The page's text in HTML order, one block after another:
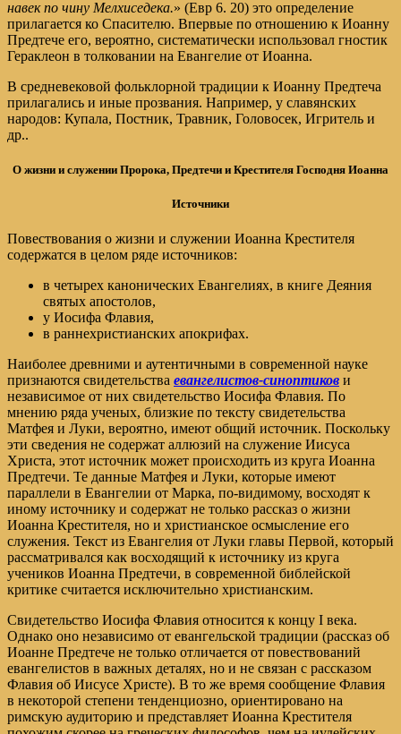
навек по чину Мелхиседека.» (Евр 6. 20) это определение
прилагается ко Спасителю. Впервые по отношению к Иоанну
Предтече его, вероятно, систематически использовал гностик
Гераклеон в толковании на Евангелие от Иоанна.
В средневековой фольклорной традиции к Иоанну Предтеча
прилагались и иные прозвания. Например, у славянских
народов: Купала, Постник, Травник, Головосек, Игритель и
др..
О жизни и служении Пророка, Предтечи и Крестителя Господня Иоанна
Источники
Повествования о жизни и служении Иоанна Крестителя
содержатся в целом ряде источников:
в четырех канонических Евангелиях, в книге Деяния
святых апостолов,
у Иосифа Флавия,
в раннехристианских апокрифах.
Наиболее древними и аутентичными в современной науке
признаются свидетельства евангелистов-синоптиков и
независимое от них свидетельство Иосифа Флавия. По
мнению ряда ученых, близкие по тексту свидетельства
Матфея и Луки, вероятно, имеют общий источник. Поскольку
эти сведения не содержат аллюзий на служение Иисуса
Христа, этот источник может происходить из круга Иоанна
Предтечи. Те данные Матфея и Луки, которые имеют
параллели в Евангелии от Марка, по-видимому, восходят к
иному источнику и содержат не только рассказ о жизни
Иоанна Крестителя, но и христианское осмысление его
служения. Текст из Евангелия от Луки главы Первой, который
рассматривался как восходящий к источнику из круга
учеников Иоанна Предтечи, в современной библейской
критике считается исключительно христианским.
Свидетельство Иосифа Флавия относится к концу I века.
Однако оно независимо от евангельской традиции (рассказ об
Иоанне Предтече не только отличается от повествований
евангелистов в важных деталях, но и не связан с рассказом
Флавия об Иисусе Христе). В то же время сообщение Флавия
в некоторой степени тенденциозно, ориентировано на
римскую аудиторию и представляет Иоанна Крестителя